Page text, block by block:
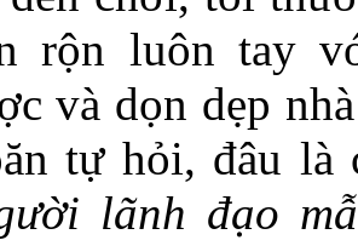
rộn luôn tay
và dọn dẹp
tự hỏi, đâu là
lãnh đạo